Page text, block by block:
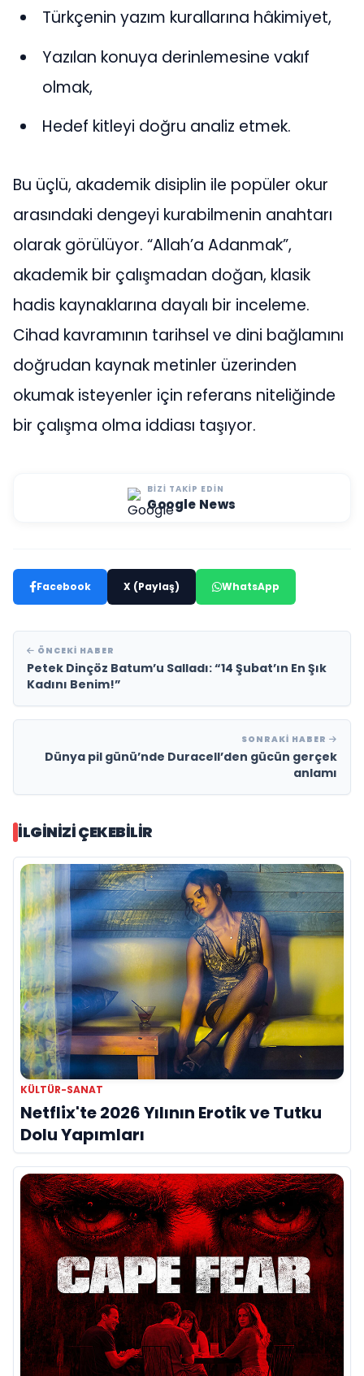
Türkçenin yazım kurallarına hâkimiyet,
Yazılan konuya derinlemesine vakıf
olmak,
Hedef kitleyi doğru analiz etmek.
Bu üçlü, akademik disiplin ile popüler okur
arasındaki dengeyi kurabilmenin anahtarı
olarak görülüyor. “Allah’a Adanmak”,
akademik bir çalışmadan doğan, klasik
hadis kaynaklarına dayalı bir inceleme.
Cihad kavramının tarihsel ve dini bağlamını
doğrudan kaynak metinler üzerinden
okumak isteyenler için referans niteliğinde
bir çalışma olma iddiası taşıyor.
BIZI TAKIP EDIN
Google News
Facebook X (Paylaş) WhatsApp
ÖNCEKI HABER
Petek Dinçöz Batum’u Salladı: “14 Şubat’ın En Şık
Kadını Benim!”
SONRAKI HABER
Dünya pil günü’nde Duracell’den gücün gerçek
anlamı
İLGINIZI ÇEKEBILIR
KÜLTÜR-SANAT
Netflix'te 2026 Yılının Erotik ve Tutku
Dolu Yapımları